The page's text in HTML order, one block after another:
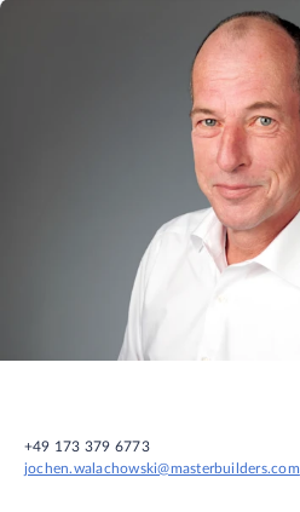
+49 173 379 6773
jochen.walachowski@masterbuilders.com